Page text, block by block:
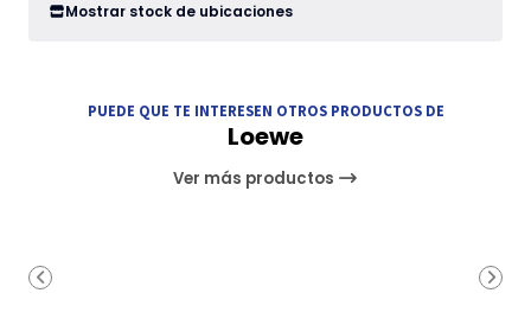
Mostrar stock de ubicaciones
PUEDE QUE TE INTERESEN OTROS PRODUCTOS DE
Loewe
Ver más productos